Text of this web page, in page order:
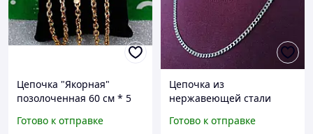
Цепочка "Якорная"
позолоченная 60 см * 5
Готово к отправке
Цепочка из
нержавеющей стали
плетение. 4мм*56см
Готово к отправке